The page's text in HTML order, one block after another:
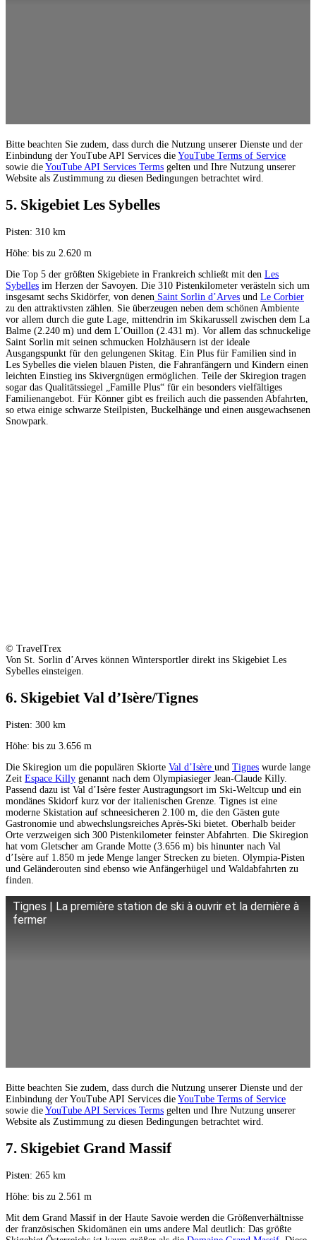
Bitte beachten Sie zudem, dass durch die Nutzung unserer Dienste und der
Einbindung der YouTube API Services die YouTube Terms of Service
sowie die YouTube API Services Terms gelten und Ihre Nutzung unserer
Website als Zustimmung zu diesen Bedingungen betrachtet wird.
5. Skigebiet Les Sybelles
Pisten: 310 km
Höhe: bis zu 2.620 m
Die Top 5 der größten Skigebiete in Frankreich schließt mit den Les
Sybelles im Herzen der Savoyen. Die 310 Pistenkilometer verästeln sich um
insgesamt sechs Skidörfer, von denen Saint Sorlin d’Arves und Le Corbier
zu den attraktivsten zählen. Sie überzeugen neben dem schönen Ambiente
vor allem durch die gute Lage, mittendrin im Skikarussell zwischen dem La
Balme (2.240 m) und dem L’Ouillon (2.431 m). Vor allem das schnuckelige
Saint Sorlin mit seinen schmucken Holzhäusern ist der ideale
Ausgangspunkt für den gelungenen Skitag. Ein Plus für Familien sind in
Les Sybelles die vielen blauen Pisten, die Fahranfängern und Kindern einen
leichten Einstieg ins Skivergnügen ermöglichen. Teile der Skiregion tragen
sogar das Qualitätssiegel „Famille Plus“ für ein besonders vielfältiges
Familienangebot. Für Könner gibt es freilich auch die passenden Abfahrten,
so etwa einige schwarze Steilpisten, Buckelhänge und einen ausgewachsenen
Snowpark.
© TravelTrex
Von St. Sorlin d’Arves können Wintersportler direkt ins Skigebiet Les
Sybelles einsteigen.
6. Skigebiet Val d’Isère/Tignes
Pisten: 300 km
Höhe: bis zu 3.656 m
Die Skiregion um die populären Skiorte Val d’Isère und Tignes wurde lange
Zeit Espace Killy genannt nach dem Olympiasieger Jean-Claude Killy.
Passend dazu ist Val d’Isère fester Austragungsort im Ski-Weltcup und ein
mondänes Skidorf kurz vor der italienischen Grenze. Tignes ist eine
moderne Skistation auf schneesicheren 2.100 m, die den Gästen gute
Gastronomie und abwechslungsreiches Après-Ski bietet. Oberhalb beider
Orte verzweigen sich 300 Pistenkilometer feinster Abfahrten. Die Skiregion
hat vom Gletscher am Grande Motte (3.656 m) bis hinunter nach Val
d’Isère auf 1.850 m jede Menge langer Strecken zu bieten. Olympia-Pisten
und Geländerouten sind ebenso wie Anfängerhügel und Waldabfahrten zu
finden.
Tignes | La première station de ski à ouvrir et la dernière à
fermer
Bitte beachten Sie zudem, dass durch die Nutzung unserer Dienste und der
Einbindung der YouTube API Services die YouTube Terms of Service
sowie die YouTube API Services Terms gelten und Ihre Nutzung unserer
Website als Zustimmung zu diesen Bedingungen betrachtet wird.
7. Skigebiet Grand Massif
Pisten: 265 km
Höhe: bis zu 2.561 m
Mit dem Grand Massif in der Haute Savoie werden die Größenverhältnisse
der französischen Skidomänen ein ums andere Mal deutlich: Das größte